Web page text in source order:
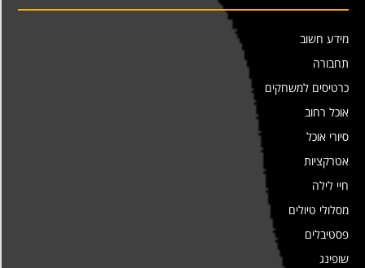
מידע חשוב
תחבורה
כרטיסים למשחקים
אוכל רחוב
סיורי אוכל
אטרקציות
חיי לילה
מסלולי טיולים
פסטיבלים
שופינג